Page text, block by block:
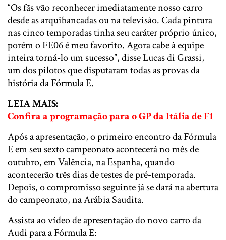
“Os fãs vão reconhecer imediatamente nosso carro
desde as arquibancadas ou na televisão. Cada pintura
nas cinco temporadas tinha seu caráter próprio único,
porém o FE06 é meu favorito. Agora cabe à equipe
inteira torná-lo um sucesso”, disse Lucas di Grassi,
um dos pilotos que disputaram todas as provas da
história da Fórmula E.
LEIA MAIS:
Confira a programação para o GP da Itália de F1
Após a apresentação, o primeiro encontro da Fórmula
E em seu sexto campeonato acontecerá no mês de
outubro, em Valência, na Espanha, quando
acontecerão três dias de testes de pré-temporada.
Depois, o compromisso seguinte já se dará na abertura
do campeonato, na Arábia Saudita.
Assista ao vídeo de apresentação do novo carro da
Audi para a Fórmula E: